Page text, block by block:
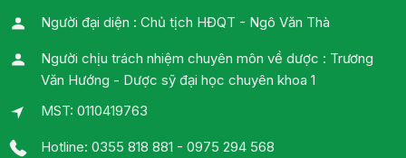
Người đại diện : Chủ tịch HĐQT - Ngô Văn Thà
Người chịu trách nhiệm chuyên môn về dược : Trương
Văn Hướng - Dược sỹ đại học chuyên khoa 1
MST: 0110419763
Hotline: 0355 818 881 - 0975 294 568